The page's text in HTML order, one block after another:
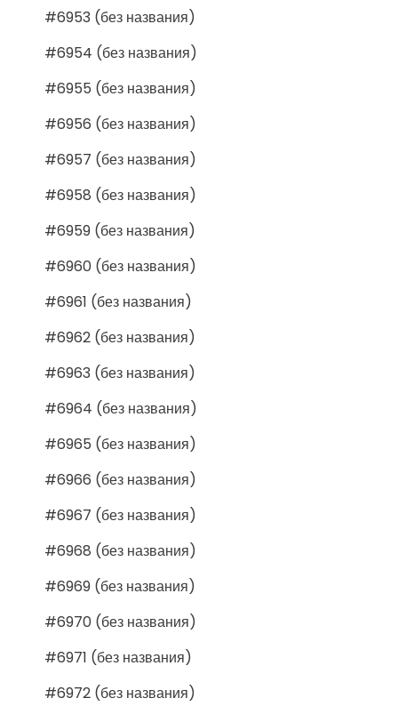
#6953 (без названия)
#6954 (без названия)
#6955 (без названия)
#6956 (без названия)
#6957 (без названия)
#6958 (без названия)
#6959 (без названия)
#6960 (без названия)
#6961 (без названия)
#6962 (без названия)
#6963 (без названия)
#6964 (без названия)
#6965 (без названия)
#6966 (без названия)
#6967 (без названия)
#6968 (без названия)
#6969 (без названия)
#6970 (без названия)
#6971 (без названия)
#6972 (без названия)